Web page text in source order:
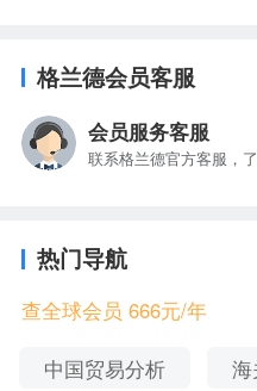
以上数据均由格兰德全
理，格兰德提供全球
企
格兰德会员客服
会员服务客服
联系格兰德官方客服，
热门导航
查全球会员 666元/年
中国贸易分析